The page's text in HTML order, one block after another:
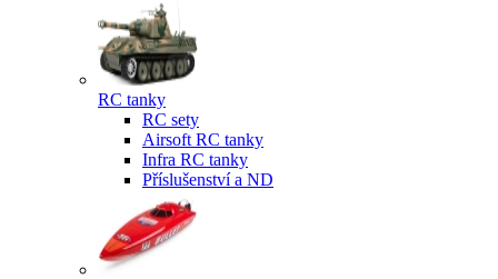
RC tanky
RC sety
Airsoft RC tanky
Infra RC tanky
Příslušenství a ND